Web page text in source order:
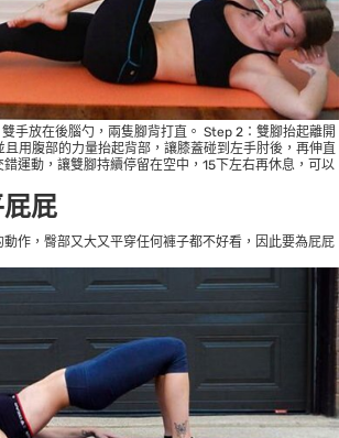
手放在後腦勺，兩隻腳背打直。 Step 2：雙腳抬起離開
用腹部的力量抬起背部，讓膝蓋碰到左手肘後，再伸直
運動，讓雙腳持續停留在空中，15下左右再休息，可以
屁
作，臀部又大又平穿任何褲子都不好看，因此要為屁屁